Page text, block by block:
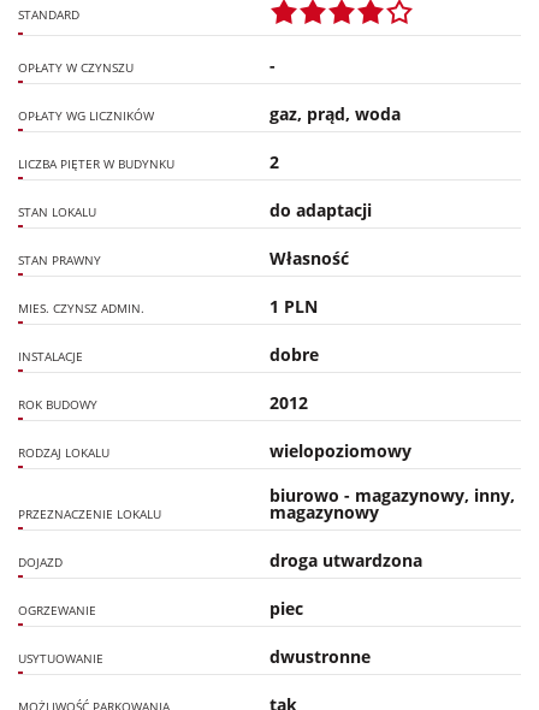
STANDARD
OPŁATY W CZYNSZU -
OPŁATY WG LICZNIKÓW gaz, prąd, woda
LICZBA PIĘTER W BUDYNKU 2
STAN LOKALU do adaptacji
STAN PRAWNY Własność
MIES. CZYNSZ ADMIN. 1 PLN
INSTALACJE dobre
ROK BUDOWY 2012
RODZAJ LOKALU wielopoziomowy
PRZEZNACZENIE LOKALU
biurowo - magazynowy, inny,
magazynowy
DOJAZD droga utwardzona
OGRZEWANIE piec
USYTUOWANIE dwustronne
MOŻLIWOŚĆ PARKOWANIA tak